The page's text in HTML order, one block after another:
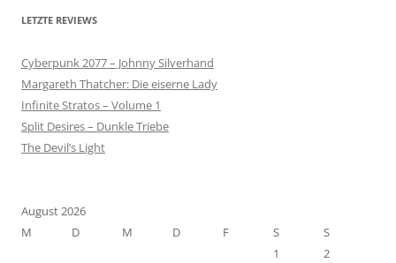
LETZTE REVIEWS
Cyberpunk 2077 – Johnny Silverhand
Margareth Thatcher: Die eiserne Lady
Infinite Stratos – Volume 1
Split Desires – Dunkle Triebe
The Devil’s Light
August 2026
M
D M D F S
S
1
2